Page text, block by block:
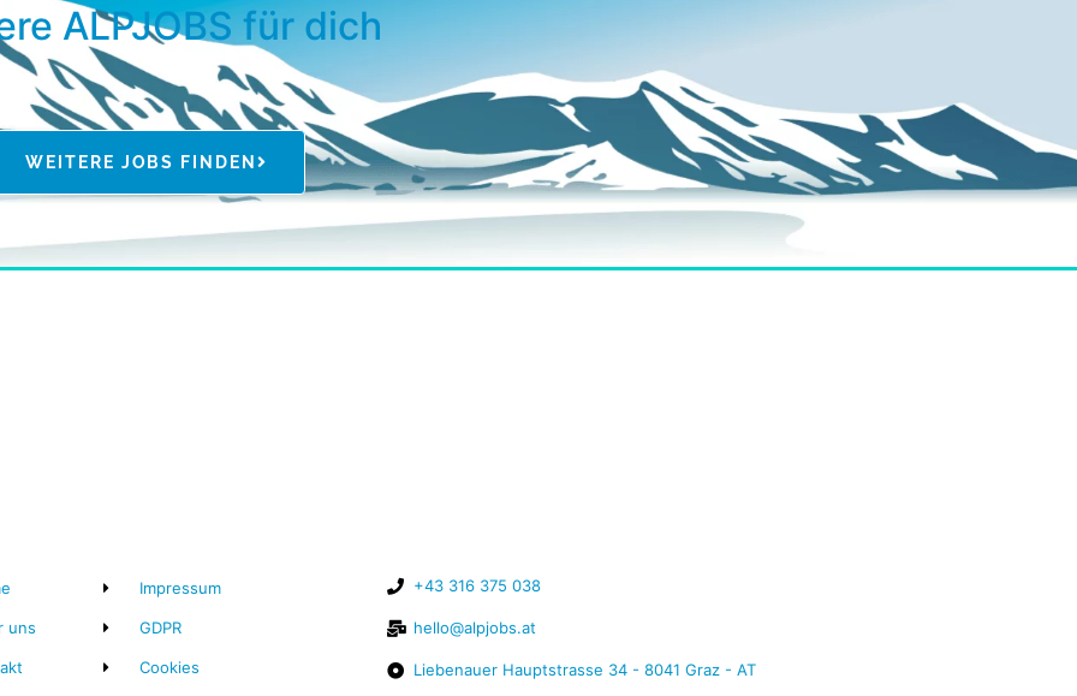
ALPJOBS für dich
WEITERE JOBS FINDEN
uns
Impressum
GDPR
Cookies
+43 316 375 038
hello@alpjobs.at
Liebenauer Hauptstrasse 34 - 8041 Graz - AT